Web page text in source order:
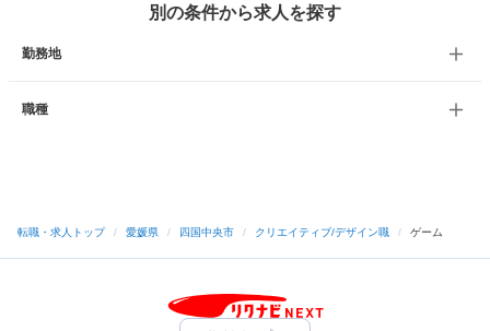
別の条件から求人を探す
勤務地
職種
転職・求人トップ / 愛媛県 / 四国中央市 / クリエイティブ/デザイン職 / ゲーム